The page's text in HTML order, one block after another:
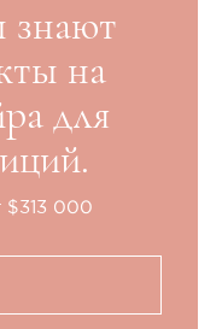
знают
на
для
$313 000